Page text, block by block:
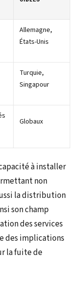
Allemagne,
États-Unis
Turquie,
Singapour
Globaux
à installer
non
la distribution
son champ
des services
des implications
la fuite de